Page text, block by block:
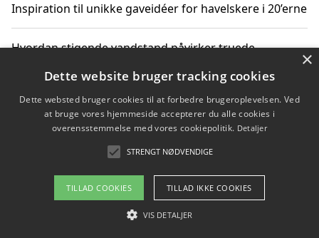
Inspiration til unikke gaveidéer for havelskere i 20’erne
Hvordan stigende vandstand påvirker truede
Sådan vælger du de bedste vandrerygsække til
vandreture i Danmark
Copyright 2026 - Pilanto Aps
Om / kontakt
×
Dette website bruger tracking cookies
Dette websted bruger cookies til at forbedre brugeroplevelsen. Ved
at bruge vores hjemmeside accepterer du alle cookies i
overensstemmelse med vores cookiepolitik. Detaljer
STRENGT NØDVENDIGE
TILLAD COOKIES TILLAD IKKE COOKIES
VIS DETALJER